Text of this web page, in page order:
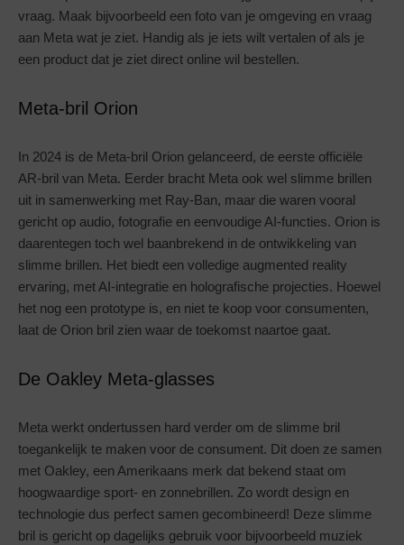
vraag. Maak bijvoorbeeld een foto van je omgeving en vraag
aan Meta wat je ziet. Handig als je iets wilt vertalen of als je
een product dat je ziet direct online wil bestellen.
Meta-bril Orion
In 2024 is de Meta-bril Orion gelanceerd, de eerste officiële
AR-bril van Meta. Eerder bracht Meta ook wel slimme brillen
uit in samenwerking met Ray-Ban, maar die waren vooral
gericht op audio, fotografie en eenvoudige AI-functies. Orion is
daarentegen toch wel baanbrekend in de ontwikkeling van
slimme brillen. Het biedt een volledige augmented reality
ervaring, met AI-integratie en holografische projecties. Hoewel
het nog een prototype is, en niet te koop voor consumenten,
laat de Orion bril zien waar de toekomst naartoe gaat.
De Oakley Meta-glasses
Meta werkt ondertussen hard verder om de slimme bril
toegankelijk te maken voor de consument. Dit doen ze samen
met Oakley, een Amerikaans merk dat bekend staat om
hoogwaardige sport- en zonnebrillen. Zo wordt design en
technologie dus perfect samen gecombineerd! Deze slimme
bril is gericht op dagelijks gebruik voor bijvoorbeeld muziek